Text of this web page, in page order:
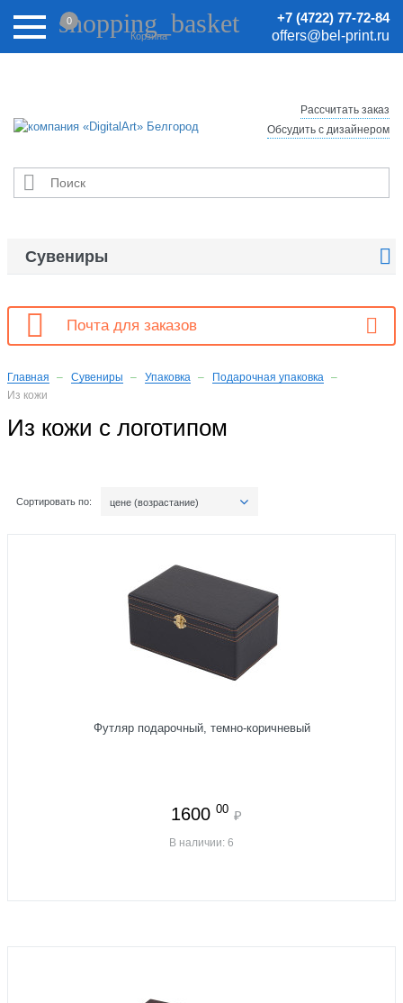
Внимание! Цены на сайте могут быть неактуальными.
Актуальные цены уточняйте у менеджеров.
+7 (4722) 77-72-84
offers@bel-print.ru
shopping_basket
Корзина
0

Рассчитать заказ
Обсудить с дизайнером
Сувениры 
 Почта для заказов
Главная Сувениры Упаковка
Подарочная упаковка
Из кожи
Из кожи с логотипом
Сортировать по: цене (возрастание)
Футляр подарочный, темно-коричневый
1600 00 ₽
В наличии: 6